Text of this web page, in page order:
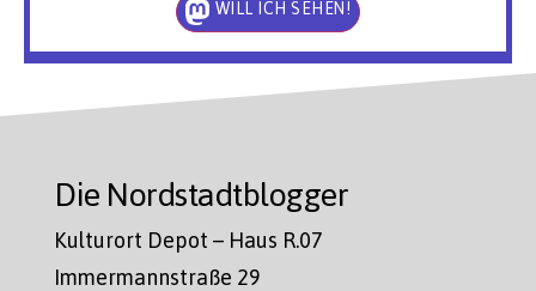
WILL ICH SEHEN!
Die Nordstadtblogger
Kulturort Depot – Haus R.07
Immermannstraße 29